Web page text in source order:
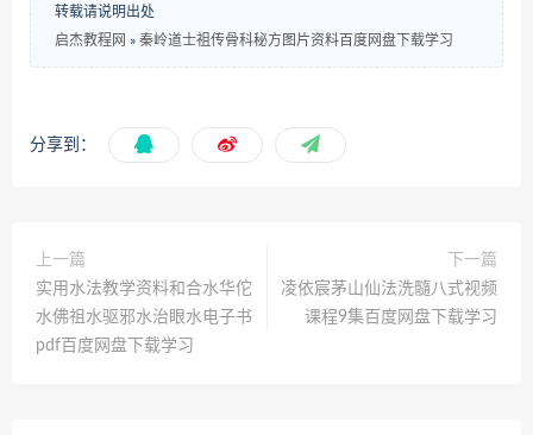
转载请说明出处
启杰教程网 » 秦岭道士祖传骨科秘方图片资料百度网盘下载学习
分享到：
上一篇
实用水法教学资料和合水华佗
水佛祖水驱邪水治眼水电子书
pdf百度网盘下载学习
下一篇
凌依宸茅山仙法洗髓八式视频
课程9集百度网盘下载学习